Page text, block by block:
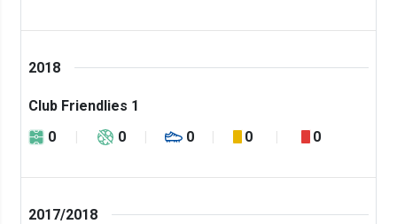
2018
Club Friendlies 1
0
0 0 0 0
2017/2018